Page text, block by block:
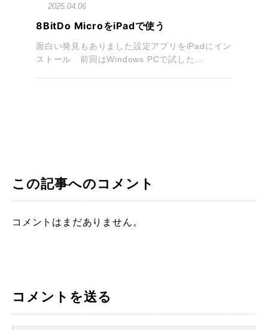
2025.04.06
8BitDo MicroをiPadで使う
面白い発見もありました設定アプリをiPadにイン
ストール 前回はWindows PCで試した...
この記事へのコメント
コメントはまだありません。
コメントを送る